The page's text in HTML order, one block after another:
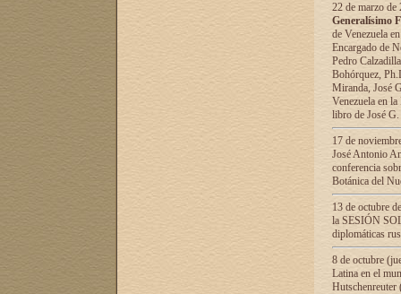
22 de marzo
Generalísimo
de Venezuela
Encargado de
Pedro
Bohórquez,
Miranda, José
Venezuela en
libro de José
17 de
José Antonio
conferencia
Botánica del
13 de octubre
la SESIÓN
diplomáticas
8 de octubre
Latina en el